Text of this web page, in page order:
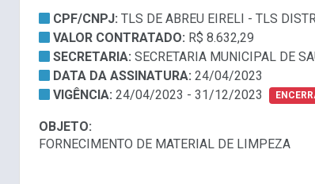
CPF/CNPJ: TLS DE ABREU EIRELI - TLS
VALOR CONTRATADO: R$ 8.632,29
SECRETARIA: SECRETARIA MUNICIPAL DE
DATA DA ASSINATURA: 24/04/2023
VIGÊNCIA: 24/04/2023 - 31/12/2023
OBJETO:
FORNECIMENTO DE MATERIAL DE LIMPEZA